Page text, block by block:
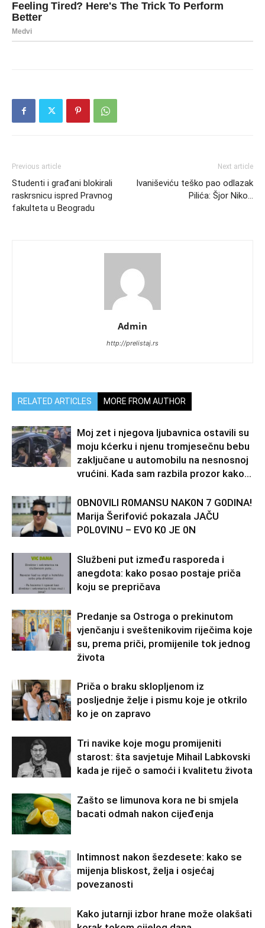
Previous article
Studenti i građani blokirali
raskrsnicu ispred Pravnog
fakulteta u Beogradu
Next article
Ivaniševiću teško pao odlazak
Pilića: Šjor Niko…
Admin
http://prelistaj.rs
RELATED ARTICLES MORE FROM AUTHOR
Moj zet i njegova ljubavnica ostavili su
moju kćerku i njenu tromjesečnu bebu
zaključane u automobilu na nesnosnoj
vrućini. Kada sam razbila prozor kako...
0BN0VlLl R0MANSU NAK0N 7 G0DlNA!
Marija Šerifović pokazala JAČU
P0L0VINU – EV0 K0 JE 0N
Službeni put između rasporeda i
anegdota: kako posao postaje priča
koju se prepričava
Predanje sa Ostroga o prekinutom
vjenčanju i sveštenikovim riječima koje
su, prema priči, promijenile tok jednog
života
Priča o braku sklopljenom iz
posljednje želje i pismu koje je otkrilo
ko je on zapravo
Tri navike koje mogu promijeniti
starost: šta savjetuje Mihail Labkovski
kada je riječ o samoći i kvalitetu života
Zašto se limunova kora ne bi smjela
bacati odmah nakon cijeđenja
Intimnost nakon šezdesete: kako se
mijenja bliskost, želja i osjećaj
povezanosti
Kako jutarnji izbor hrane može olakšati